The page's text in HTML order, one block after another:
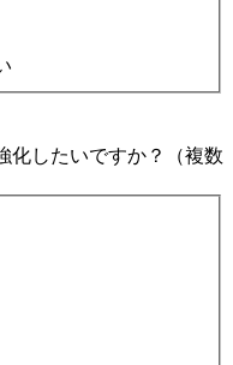
化したいですか？（複数